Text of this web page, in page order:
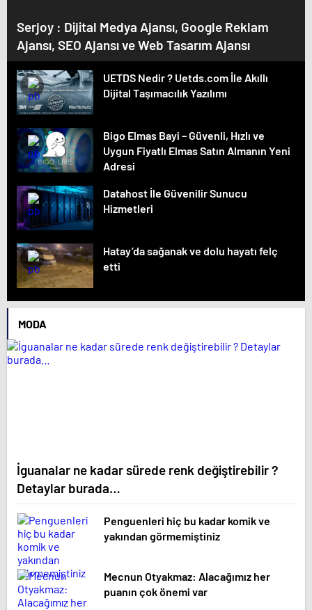
Serjoy : Dijital Medya Ajansı, Google Reklam
Ajansı, SEO Ajansı ve Web Tasarım Ajansı
UETDS Nedir ? Uetds.com İle Akıllı
Dijital Taşımacılık Yazılımı
Bigo Elmas Bayi – Güvenli, Hızlı ve
Uygun Fiyatlı Elmas Satın Almanın Yeni
Adresi
Datahost İle Güvenilir Sunucu
Hizmetleri
Hatay’da sağanak ve dolu hayatı felç
etti
MODA
İguanalar ne kadar sürede renk değiştirebilir ?
Detaylar burada…
Penguenleri hiç bu kadar komik ve
yakından görmemiştiniz
Mecnun Otyakmaz: Alacağımız her
puanın çok önemi var